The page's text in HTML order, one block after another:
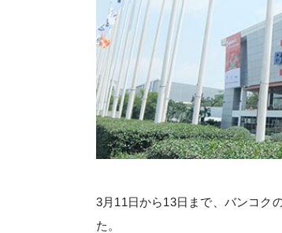
3月11日から13日まで、バンコク
た。